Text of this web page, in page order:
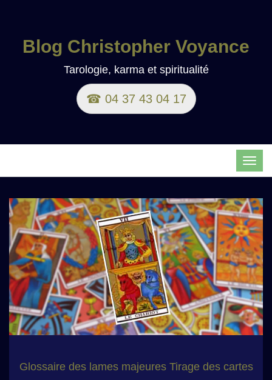
Blog Christopher Voyance
Tarologie, karma et spiritualité
☎ 04 37 43 04 17
Glossaire des lames majeures Tirage des cartes